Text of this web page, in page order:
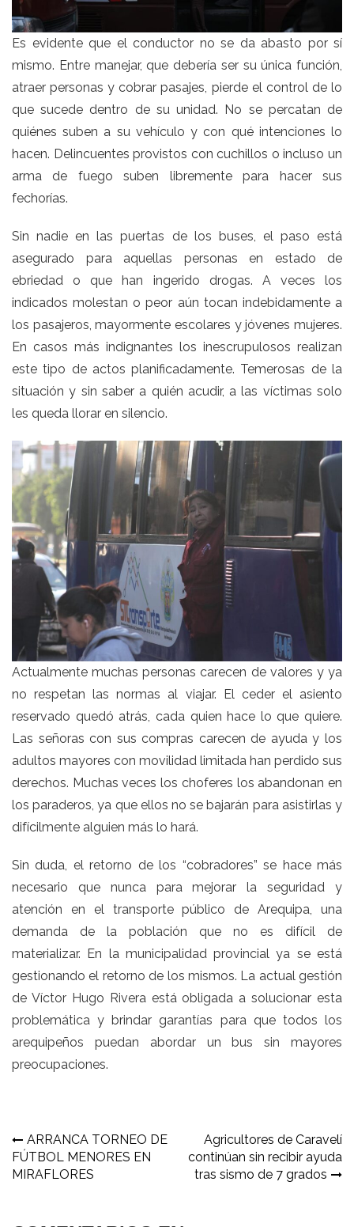
Es evidente que el conductor no se da abasto por sí
mismo. Entre manejar, que debería ser su única función,
atraer personas y cobrar pasajes, pierde el control de lo
que sucede dentro de su unidad. No se percatan de
quiénes suben a su vehículo y con qué intenciones lo
hacen. Delincuentes provistos con cuchillos o incluso un
arma de fuego suben libremente para hacer sus
fechorías.
Sin nadie en las puertas de los buses, el paso está
asegurado para aquellas personas en estado de
ebriedad o que han ingerido drogas. A veces los
indicados molestan o peor aún tocan indebidamente a
los pasajeros, mayormente escolares y jóvenes mujeres.
En casos más indignantes los inescrupulosos realizan
este tipo de actos planificadamente. Temerosas de la
situación y sin saber a quién acudir, a las víctimas solo
les queda llorar en silencio.
Actualmente muchas personas carecen de valores y ya
no respetan las normas al viajar. El ceder el asiento
reservado quedó atrás, cada quien hace lo que quiere.
Las señoras con sus compras carecen de ayuda y los
adultos mayores con movilidad limitada han perdido sus
derechos. Muchas veces los choferes los abandonan en
los paraderos, ya que ellos no se bajarán para asistirlas y
difícilmente alguien más lo hará.
Sin duda, el retorno de los “cobradores” se hace más
necesario que nunca para mejorar la seguridad y
atención en el transporte público de Arequipa, una
demanda de la población que no es difícil de
materializar. En la municipalidad provincial ya se está
gestionando el retorno de los mismos. La actual gestión
de Víctor Hugo Rivera está obligada a solucionar esta
problemática y brindar garantías para que todos los
arequipeños puedan abordar un bus sin mayores
preocupaciones.
Navegación
de
ARRANCA TORNEO DE
FÚTBOL MENORES EN
MIRAFLORES
Agricultores de Caravelí
continúan sin recibir ayuda
tras sismo de 7 grados